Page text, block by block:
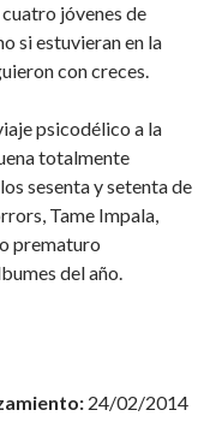
jóvenes de
si estuvieran en la
con creces.
psicodélico a la
totalmente
sesenta y setenta de
Tame Impala,
prematuro
del año.
24/02/2014